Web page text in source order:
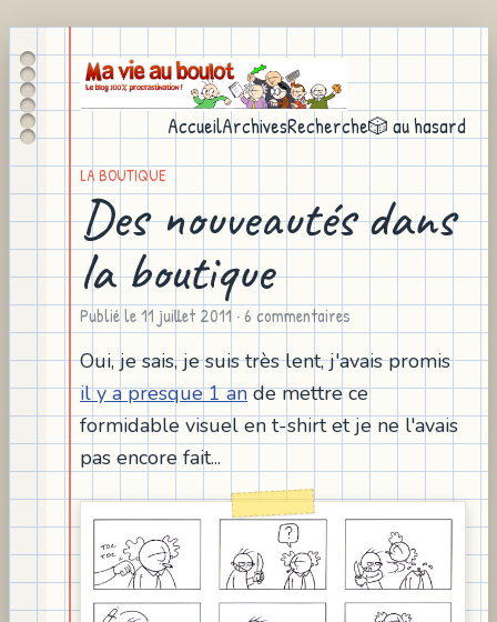
AccueilArchivesRecherche🎲 au hasard
LA BOUTIQUE
Des nouveautés dans
la boutique
Publié le11 juillet 2011 · 6 commentaires
Oui, je sais, je suis très lent, j'avais promis
il y a presque 1 ande mettre ce
formidable visuel en t-shirt et je ne l'avais
pas encore fait...